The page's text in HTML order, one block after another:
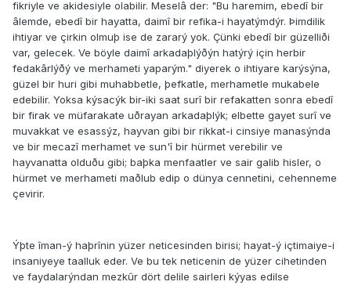
fikriyle ve akidesiyle olabilir. Meselâ der: "Bu haremim, ebedî bir
âlemde, ebedî bir hayatta, daimî bir refika-i hayatýmdýr. Þimdilik
ihtiyar ve çirkin olmuþ ise de zararý yok. Çünki ebedî bir güzelliði
var, gelecek. Ve böyle daimî arkadaþlýðýn hatýrý için herbir
fedakârlýðý ve merhameti yaparým." diyerek o ihtiyare karýsýna,
güzel bir huri gibi muhabbetle, þefkatle, merhametle mukabele
edebilir. Yoksa kýsacýk bir-iki saat surî bir refakatten sonra ebedî
bir firak ve müfarakate uðrayan arkadaþlýk; elbette gayet surî ve
muvakkat ve esassýz, hayvan gibi bir rikkat-i cinsiye manasýnda
ve bir mecazî merhamet ve sun'î bir hürmet verebilir ve
hayvanatta olduðu gibi; baþka menfaatler ve sair galib hisler, o
hürmet ve merhameti maðlub edip o dünya cennetini, cehenneme
çevirir.
Ýþte îman-ý haþrînin yüzer neticesinden birisi; hayat-ý içtimaiye-i
insaniyeye taalluk eder. Ve bu tek neticenin de yüzer cihetinden
ve faydalarýndan mezkûr dört delile sairleri kýyas edilse